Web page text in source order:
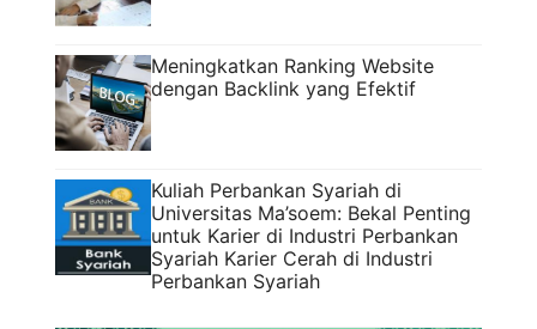
Meningkatkan Ranking Website
dengan Backlink yang Efektif
Kuliah Perbankan Syariah di
Universitas Ma’soem: Bekal Penting
untuk Karier di Industri Perbankan
Syariah Karier Cerah di Industri
Perbankan Syariah